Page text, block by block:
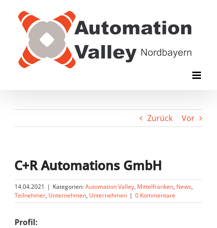
Inhalt
springen
Zurück Vor
C+R Automations GmbH
14.04.2021 | Kategorien:Automation Valley, Mittelfranken, News,
Teilnehmer, Unternehmen, Unternehmen | 0 Kommentare
Profil: